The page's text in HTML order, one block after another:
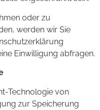
oder zu
werden wir Sie
Einwilligung abfragen.
Technologie von
zur Speicherung